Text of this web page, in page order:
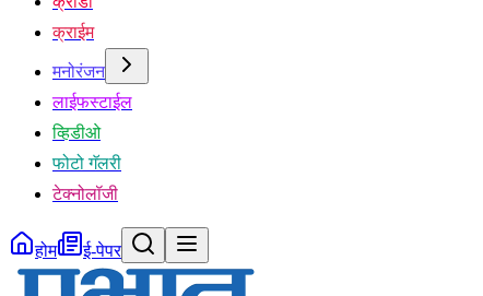
क्राईम
मनोरंजन
लाईफस्टाईल
व्हिडीओ
फोटो गॅलरी
टेक्नोलॉजी
होम ई-पेपर